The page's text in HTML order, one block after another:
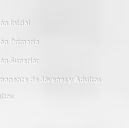
Inicial
Primaria
Superior
de Jóvenes y Adultos